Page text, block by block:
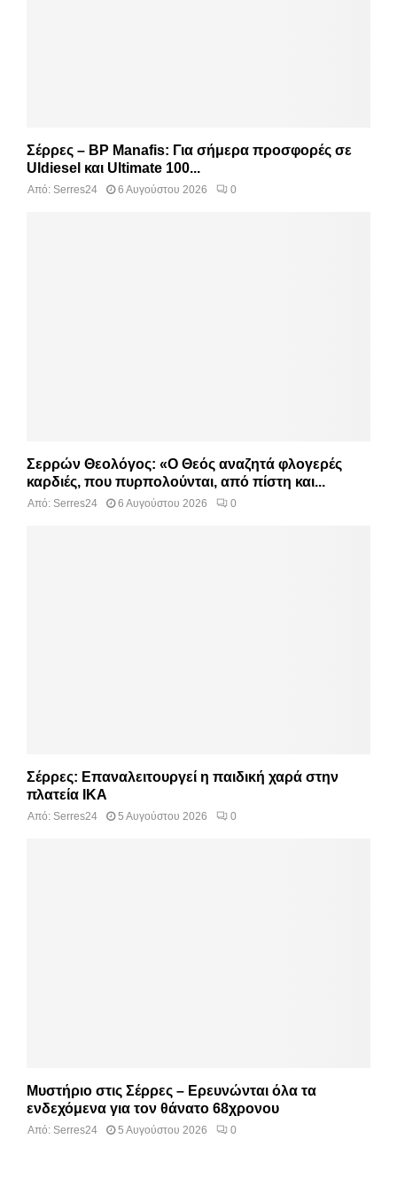
Σέρρες – BP Manafis: Για σήμερα προσφορές σε
Uldiesel και Ultimate 100...
Από: Serres24 6 Αυγούστου 2026 0
Σερρών Θεολόγος: «Ο Θεός αναζητά φλογερές
καρδιές, που πυρπολούνται, από πίστη και...
Από: Serres24 6 Αυγούστου 2026 0
Σέρρες: Επαναλειτουργεί η παιδική χαρά στην
πλατεία ΙΚΑ
Από: Serres24 5 Αυγούστου 2026 0
Μυστήριο στις Σέρρες – Ερευνώνται όλα τα
ενδεχόμενα για τον θάνατο 68χρονου
Από: Serres24 5 Αυγούστου 2026 0